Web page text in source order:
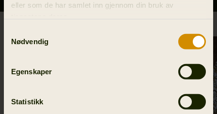
eller som de har samlet inn gjennom din bruk av
Nødvendig
Egenskaper
Statistikk